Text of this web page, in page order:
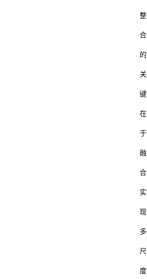
整
合
的
关
键
在
于
融
合
实
现
多
尺
度